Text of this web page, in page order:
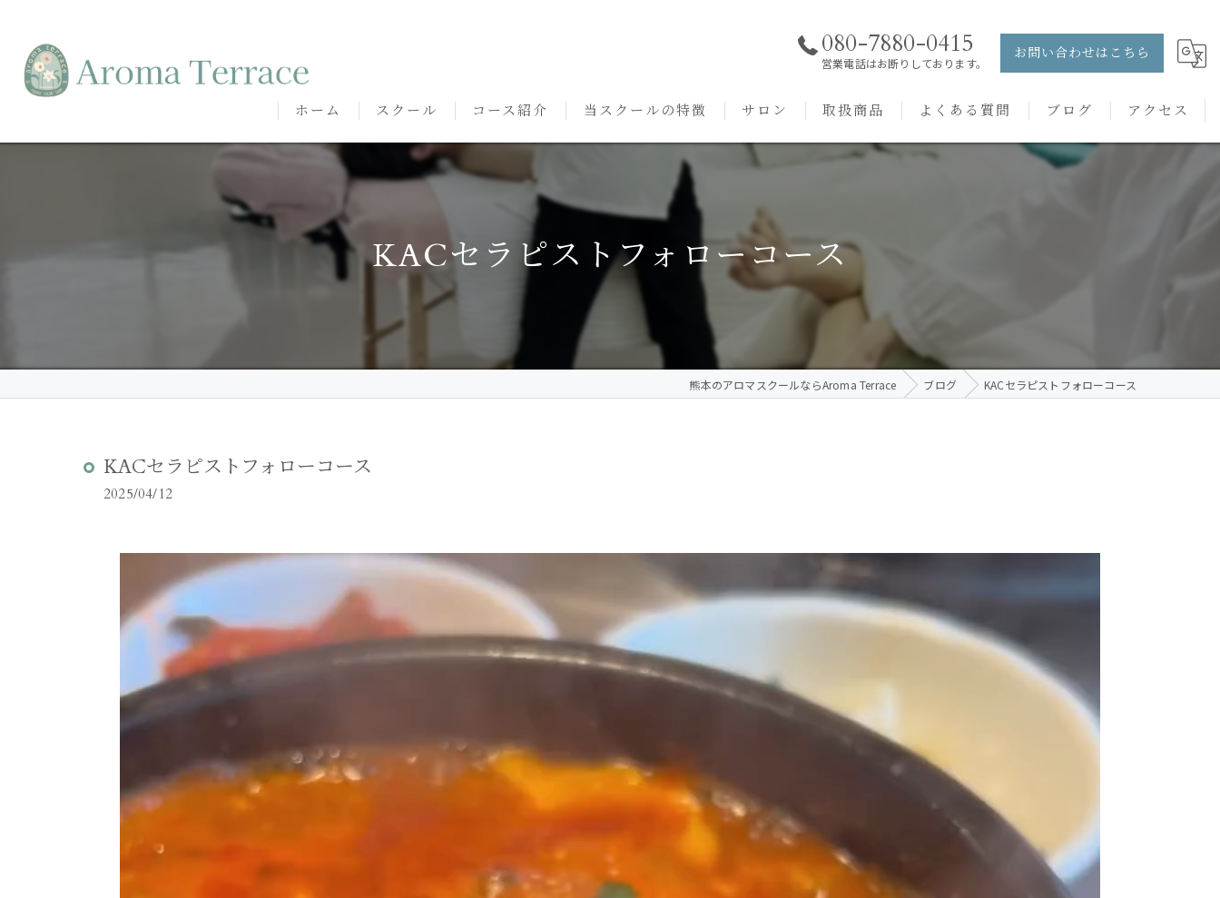
080-7880-0415
営業電話はお断りしております。
お問い合わせはこちら
ホーム スクール
熊本本校の特徴
代表挨拶
講師紹介
コース紹介
NARD JAPAN
アロマ・アドバイザーコース
アロマ・インストラクターコース
アロマ・セラピストコース
KACセラピスト
クリニークアロマ リンパドレナージュコース
当スクールの特徴
独立開業支援
セルフメディケーション
ハンドマッサージ
サロン
サロンメニュー
術後・病後ケアメニュー
施術事例
取扱商品
バッチフラワーレメディ
よくある質問 ブログ アクセス
KACセラピストフォローコース
熊本のアロマスクールならAroma Terrace ブログ KACセラピストフォローコース
KACセラピストフォローコース
2025/04/12